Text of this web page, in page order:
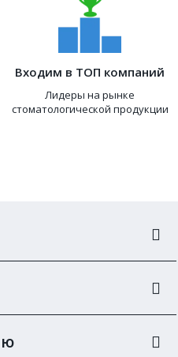
Входим в ТОП компаний
Лидеры на рынке
стоматологической продукции